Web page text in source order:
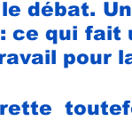
débat.
ce qui fait
pour